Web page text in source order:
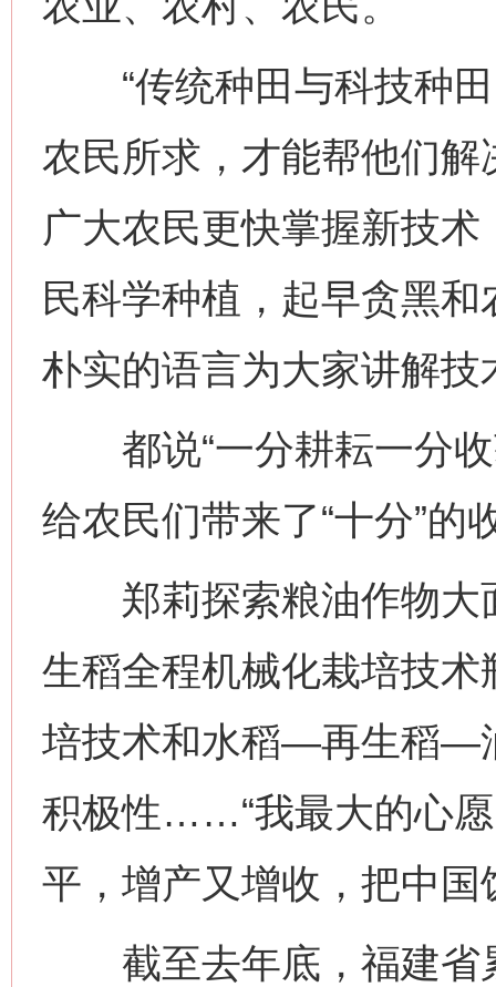
“传统种田与科技种田
农民所求，才能帮他们解
广大农民更快掌握新技
民科学种植，起早贪黑
朴实的语言为大家讲解技
都说“一分耕耘一分收
给农民们带来了“十分”的
郑莉探索粮油作物大
生稻全程机械化栽培技
培技术和水稻—再生稻—
积极性……“我最大的心
平，增产又增收，把中国
截至去年底，福建省